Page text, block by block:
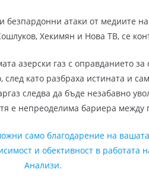
безпардонни атаки от медиите
Хекимян и Нова ТВ, се
азерски газ с оправданието за
като разбраха истината и
следва да бъде незабавно
е непреоделима бариера между
само благодарение на
и обективност в работата
Анализи.